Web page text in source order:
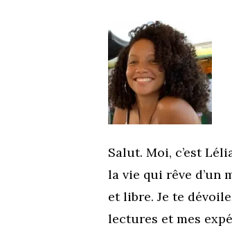
Salut. Moi, c’est
la vie qui rêve d’un
et libre. Je te
lectures et mes